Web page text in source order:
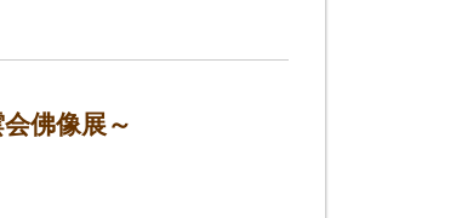
佛像展～